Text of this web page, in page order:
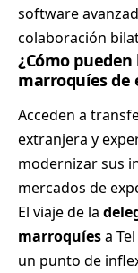
software
colaboración
¿Cómo
marroquíes de
Acceden a
extranjera y
modernizar sus
mercados de
El viaje de la
marroquíesa
un punto de